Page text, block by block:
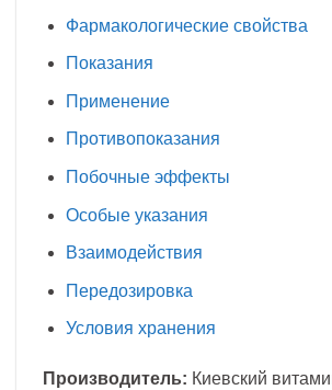
Фармакологические свойства
Показания
Применение
Противопоказания
Побочные эффекты
Особые указания
Взаимодействия
Передозировка
Условия хранения
Производитель: Киевский